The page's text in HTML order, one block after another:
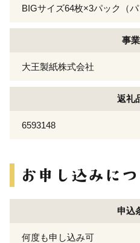
BIGサイズ64枚×3パック（パ
事
大王製紙株式会社
返礼
6593148
申込
何度も申し込み可